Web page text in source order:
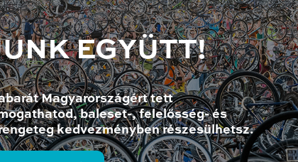
EGYÜTT!
Magyarországért tett
baleset-, felelősség- és
kedvezményben részesülhetsz.